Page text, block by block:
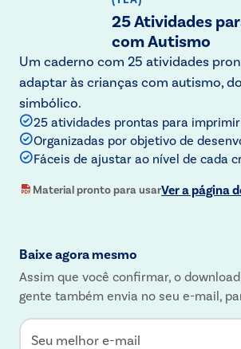
25 Atividades
com Autismo
Um caderno com 25 atividades
adaptar às crianças com autismo,
simbólico.
25 atividades prontas para imprimir
Organizadas por objetivo de
Fáceis de ajustar ao nível de cada
Material pronto para usarVer a página
Baixe agora mesmo
Assim que você confirmar, o
gente também envia no seu e-mail,
Seu melhor e-mail